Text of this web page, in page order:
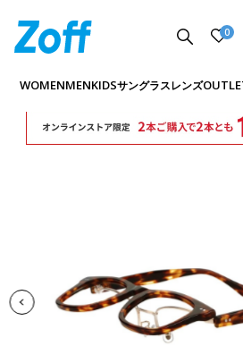
0
WOMENMENKIDSサングラスレンズ商品詳細ページへ